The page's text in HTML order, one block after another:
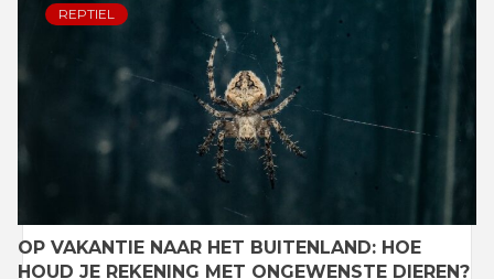
REPTIEL
OP VAKANTIE NAAR HET BUITENLAND: HOE
HOUD JE REKENING MET ONGEWENSTE DIEREN?